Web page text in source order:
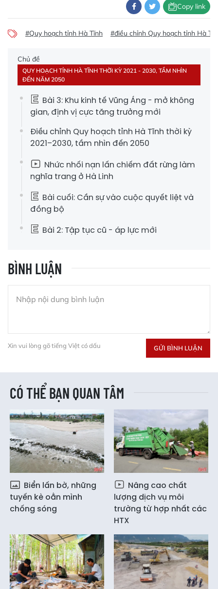
Copy link
#Quy hoạch tỉnh Hà Tĩnh #điều chỉnh Quy hoạch tỉnh Hà
Chủ đề
QUY HOẠCH TỈNH HÀ TĨNH THỜI KỲ 2021 - 2030, TẦM NHÌN
ĐẾN NĂM 2050
Bài 3: Khu kinh tế Vũng Áng - mở không
gian, định vị cực tăng trưởng mới
Điều chỉnh Quy hoạch tỉnh Hà Tĩnh thời kỳ
2021–2030, tầm nhìn đến 2050
Nhức nhối nạn lấn chiếm đất rừng làm
nghĩa trang ở Hà Linh
Bài cuối: Cần sự vào cuộc quyết liệt và
đồng bộ
Bài 2: Tập tục cũ - áp lực mới
BÌNH LUẬN
Xin vui lòng gõ tiếng Việt có dấu GỬI BÌNH LUẬN
CÓ THỂ BẠN QUAN TÂM
Biển lấn bờ, những
tuyến kè oằn mình
chống sóng
Nâng cao chất
lượng dịch vụ môi
trường từ hợp nhất các
HTX